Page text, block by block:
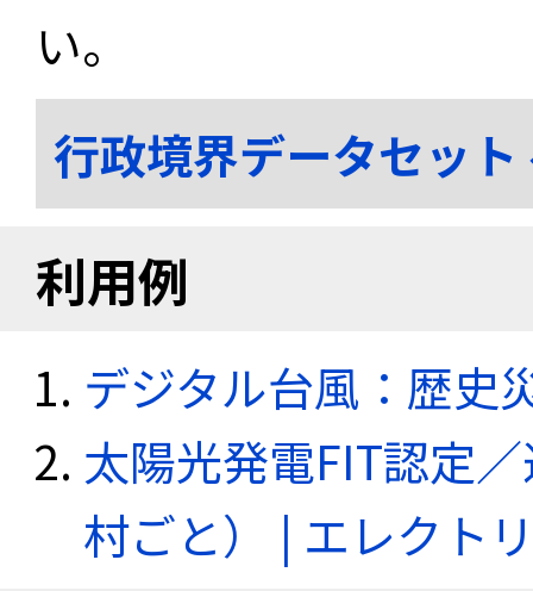
い。
行政境界データセッ
利用例
デジタル台風：歴史
太陽光発電FIT認定
村ごと） | エレクト